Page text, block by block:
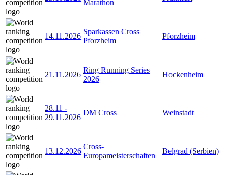
Marathon
14.11.2026
Sparkassen Cross
Pforzheim
Pforzheim
21.11.2026
Ring Running Series
2026
Hockenheim
28.11 -
29.11.2026
DM Cross Weinstadt
13.12.2026
Cross-
Europameisterschaften
Belgrad (Serbien)